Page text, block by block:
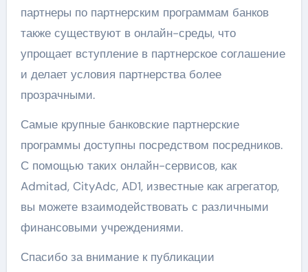
партнеры по партнерским программам банков
также существуют в онлайн-среды, что
упрощает вступление в партнерское соглашение
и делает условия партнерства более
прозрачными.
Самые крупные банковские партнерские
программы доступны посредством посредников.
С помощью таких онлайн-сервисов, как
Admitad, CityAdс, AD1, известные как агрегатор,
вы можете взаимодействовать с различными
финансовыми учреждениями.
Спасибо за внимание к публикации